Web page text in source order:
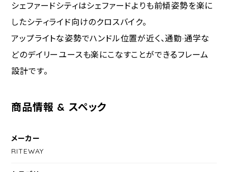
シェファードシティはシェファードよりも前傾姿勢を楽に
したシティライド向けのクロスバイク。
アップライトな姿勢でハンドル位置が近く、通勤·通学な
どのデイリーユースも楽にこなすことができるフレーム
設計です。
商品情報 & スペック
メーカー
RITEWAY